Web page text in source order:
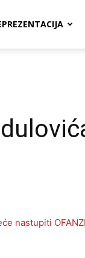
nastupiti